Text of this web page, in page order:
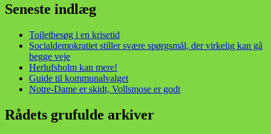
Seneste indlæg
Toiletbesøg i en krisetid
Socialdemokratiet stiller svære spørgsmål, der virkelig kan gå
begge veje
Herlufsholm kan mere!
Guide til kommunalvalget
Notre-Dame er skidt, Vollsmose er godt
Rådets grufulde arkiver